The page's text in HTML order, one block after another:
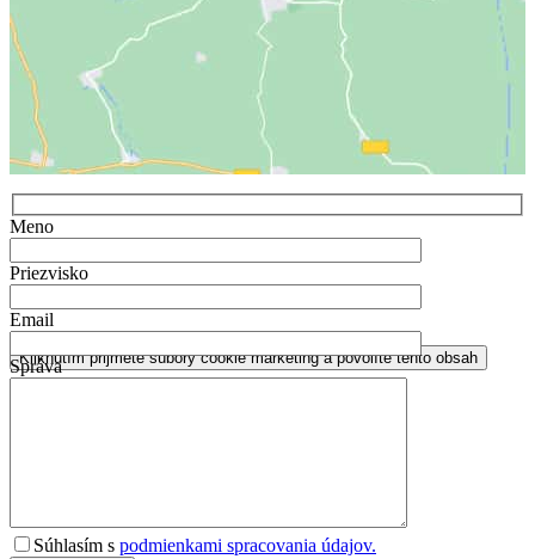
Kliknutím prijmete súbory cookie marketing a povolíte tento obsah
Meno
Priezvisko
Email
Správa
Súhlasím s podmienkami spracovania údajov.